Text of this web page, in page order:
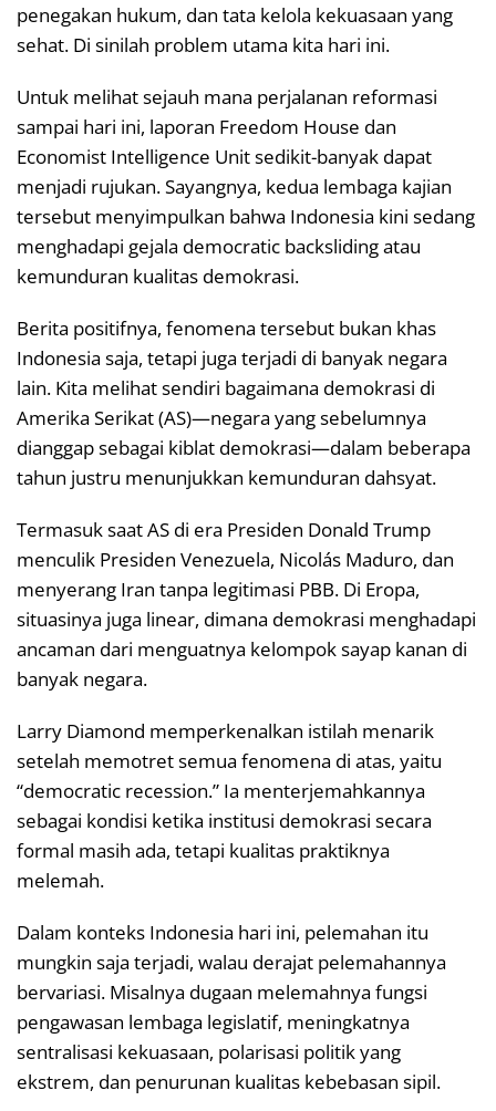
penegakan hukum, dan tata kelola kekuasaan yang
sehat. Di sinilah problem utama kita hari ini.
Untuk melihat sejauh mana perjalanan reformasi
sampai hari ini, laporan Freedom House dan
Economist Intelligence Unit sedikit-banyak dapat
menjadi rujukan. Sayangnya, kedua lembaga kajian
tersebut menyimpulkan bahwa Indonesia kini sedang
menghadapi gejala democratic backsliding atau
kemunduran kualitas demokrasi.
Berita positifnya, fenomena tersebut bukan khas
Indonesia saja, tetapi juga terjadi di banyak negara
lain. Kita melihat sendiri bagaimana demokrasi di
Amerika Serikat (AS)—negara yang sebelumnya
dianggap sebagai kiblat demokrasi—dalam beberapa
tahun justru menunjukkan kemunduran dahsyat.
Termasuk saat AS di era Presiden Donald Trump
menculik Presiden Venezuela, Nicolás Maduro, dan
menyerang Iran tanpa legitimasi PBB. Di Eropa,
situasinya juga linear, dimana demokrasi menghadapi
ancaman dari menguatnya kelompok sayap kanan di
banyak negara.
Larry Diamond memperkenalkan istilah menarik
setelah memotret semua fenomena di atas, yaitu
“democratic recession.” Ia menterjemahkannya
sebagai kondisi ketika institusi demokrasi secara
formal masih ada, tetapi kualitas praktiknya
melemah.
Dalam konteks Indonesia hari ini, pelemahan itu
mungkin saja terjadi, walau derajat pelemahannya
bervariasi. Misalnya dugaan melemahnya fungsi
pengawasan lembaga legislatif, meningkatnya
sentralisasi kekuasaan, polarisasi politik yang
ekstrem, dan penurunan kualitas kebebasan sipil.